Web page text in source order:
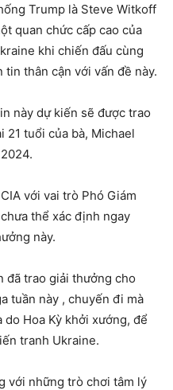
Trump là Steve Witkoff
quan chức cấp cao của
khi chiến đấu cùng
thân cận với vấn đề này.
này dự kiến sẽ được trao
21 tuổi của bà, Michael
với vai trò Phó Giám
thể xác định ngay
này.
đã trao giải thưởng cho
tuần này , chuyến đi mà
Hoa Kỳ khởi xướng, để
tranh Ukraine.
với những trò chơi tâm lý